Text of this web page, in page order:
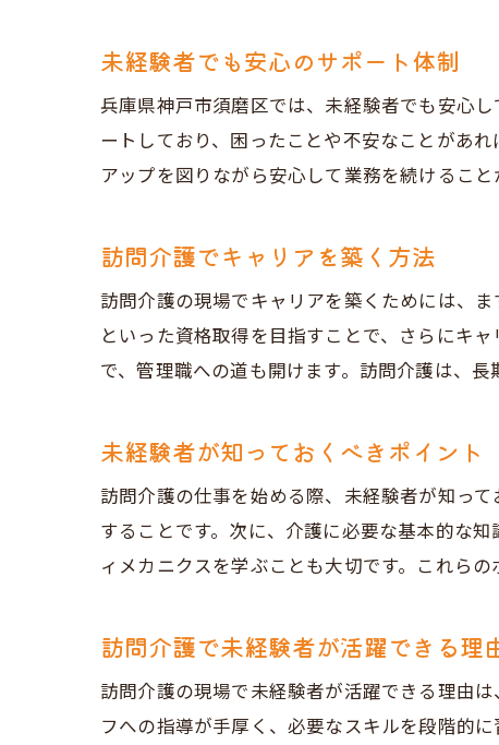
未経験者でも安心のサポート体制
兵庫県神戸市須磨区では、未経験者でも安心
ートしており、困ったことや不安なことがあ
アップを図りながら安心して業務を続けること
訪問介護でキャリアを築く方法
訪問介護の現場でキャリアを築くためには、
といった資格取得を目指すことで、さらにキ
で、管理職への道も開けます。訪問介護は、
未経験者が知っておくべきポイント
訪問介護の仕事を始める際、未経験者が知っ
することです。次に、介護に必要な基本的な
ィメカニクスを学ぶことも大切です。これら
訪問介護で未経験者が活躍できる理
訪問介護の現場で未経験者が活躍できる理由
フへの指導が手厚く、必要なスキルを段階的